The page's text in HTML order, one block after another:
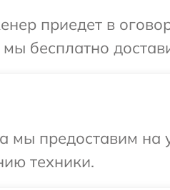
приедет в
бесплатно
мы предоставим
техники.